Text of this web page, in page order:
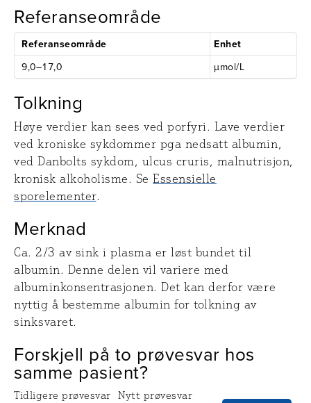
Referanseområde
Referanseområde
Enhet
9,0–17,0
µmol/L
Tolkning
Høye verdier kan sees ved porfyri. Lave verdier
ved kroniske sykdommer pga nedsatt albumin,
ved Danbolts sykdom, ulcus cruris, malnutrisjon,
kronisk alkoholisme. SeEssensielle
sporelementer.
Merknad
Ca. 2/3 av sink i plasma er løst bundet til
albumin. Denne delen vil variere med
albuminkonsentrasjonen. Det kan derfor være
nyttig å bestemme albumin for tolkning av
sinksvaret.
Forskjell på to prøvesvar hos
samme pasient?
Tidligere prøvesvar Nytt prøvesvar